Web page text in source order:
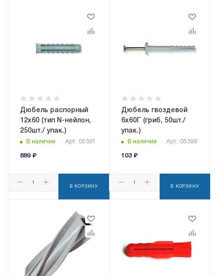
Дюбель распорный
12x60 (тип N-нейлон,
250шт./ упак.)
В наличии Арт.: 05391
889₽
В КОРЗИНУ
Дюбель гвоздевой
6x60Г (гриб, 50шт./
упак.)
В наличии Арт.: 05399
103₽
В КОРЗИНУ